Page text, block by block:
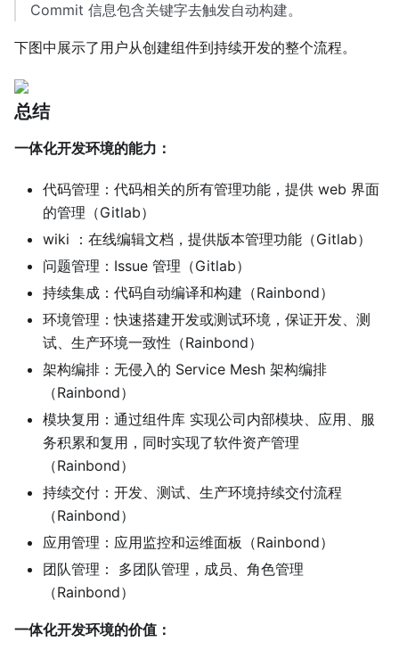
Commit 信息包含关键字去触发自动构建。
下图中展示了用户从创建组件到持续开发的整个流程。
总结
一体化开发环境的能力：
代码管理：代码相关的所有管理功能，提供 web 界面
的管理（Gitlab）
wiki ：在线编辑文档，提供版本管理功能（Gitlab）
问题管理：Issue 管理（Gitlab）
持续集成：代码自动编译和构建（Rainbond）
环境管理：快速搭建开发或测试环境，保证开发、测
试、生产环境一致性（Rainbond）
架构编排：无侵入的 Service Mesh 架构编排
（Rainbond）
模块复用：通过组件库 实现公司内部模块、应用、服
务积累和复用，同时实现了软件资产管理
（Rainbond）
持续交付：开发、测试、生产环境持续交付流程
（Rainbond）
应用管理：应用监控和运维面板（Rainbond）
团队管理： 多团队管理，成员、角色管理
（Rainbond）
一体化开发环境的价值：